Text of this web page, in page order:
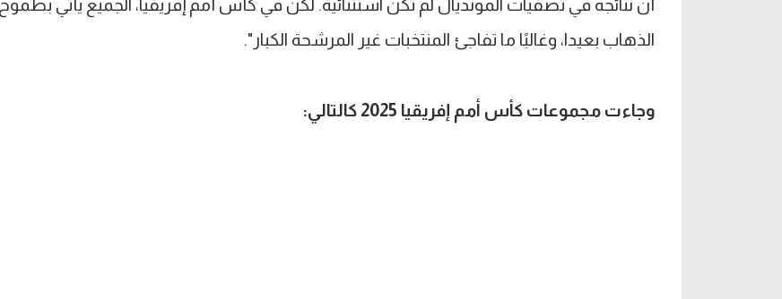
أن نتائجه في تصفيات المونديال لم تكن استثنائية. لكن في كأس أمم إفريقيا، الجميع يأتي بطموح
الذهاب بعيدا، وغالبًا ما تفاجئ المنتخبات غير المرشحة الكبار".
وجاءت مجموعات كأس أمم إفريقيا 2025 كالتالي: